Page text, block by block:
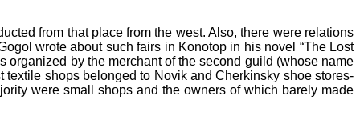
from that place from the west. Also, there were relations
wrote about such fairs in Konotop in his novel “The Lost
organized by the merchant of the second guild (whose name
shops belonged to Novik and Cherkinsky shoe stores-
were small shops and the owners of which barely made